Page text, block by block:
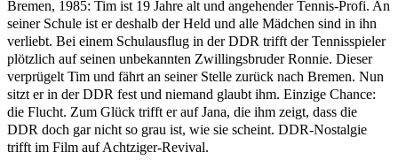
Bremen, 1985: Tim ist 19 Jahre alt und angehender Tennis-Profi. An
seiner Schule ist er deshalb der Held und alle Mädchen sind in ihn
verliebt. Bei einem Schulausflug in der DDR trifft der Tennisspieler
plötzlich auf seinen unbekannten Zwillingsbruder Ronnie. Dieser
verprügelt Tim und fährt an seiner Stelle zurück nach Bremen. Nun
sitzt er in der DDR fest und niemand glaubt ihm. Einzige Chance:
die Flucht. Zum Glück trifft er auf Jana, die ihm zeigt, dass die
DDR doch gar nicht so grau ist, wie sie scheint. DDR-Nostalgie
trifft im Film auf Achtziger-Revival.